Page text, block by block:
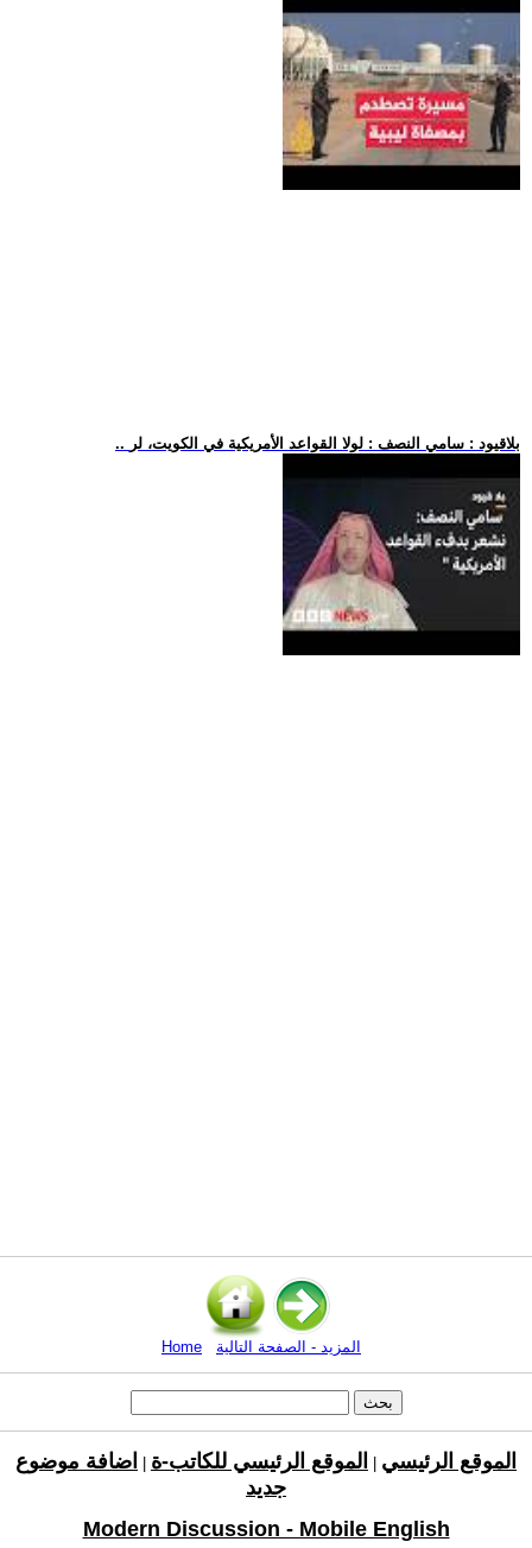
.. بلاقيود : سامي النصف : لولا القواعد الأمريكية في الكويت، لر
Home المزيد - الصفحة التالية
الموقع الرئيسي الموقع الرئيسي للكاتب-ة
اضافة موضوع
جديد
Modern Discussion - Mobile English